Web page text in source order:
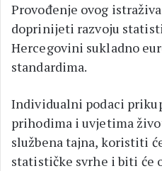
Provođenje ovog
doprinijeti razvoju
Hercegovini sukladno
standardima.
Individualni podaci
prihodima i uvjetima
službena tajna, koristiti
statističke svrhe i biti će